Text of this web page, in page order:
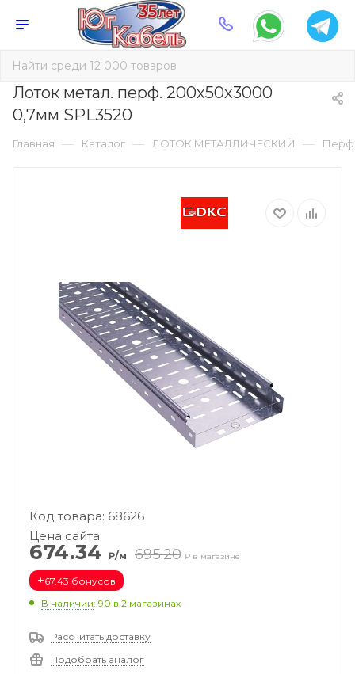
Лоток метал. перф. 200х50х3000
0,7мм SPL3520
Главная — Каталог — ЛОТОК МЕТАЛЛИЧЕСКИЙ —
Код товара: 68626
Цена сайта
674.34 ₽/м 695.20 ₽ в магазине
+67.43 бонусов
В наличии: 90 в 2 магазинах
Рассчитать доставку
Подобрать аналог